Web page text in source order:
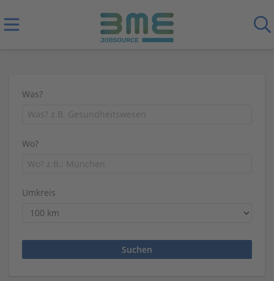
Was?
Wo?
Umkreis